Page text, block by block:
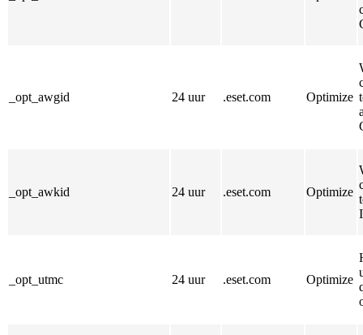
_opt_awgid 24 uur .eset.com Optimize
_opt_awkid 24 uur .eset.com Optimize
_opt_utmc 24 uur .eset.com Optimize